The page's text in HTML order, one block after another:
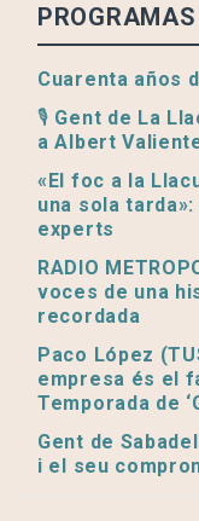
Cuarenta años
🎙️ Gent de La
a Albert
«El foc a la
una sola
experts
RADIO
voces de una
recordada
Paco López
empresa és el
Temporada de
Gent de
i el seu